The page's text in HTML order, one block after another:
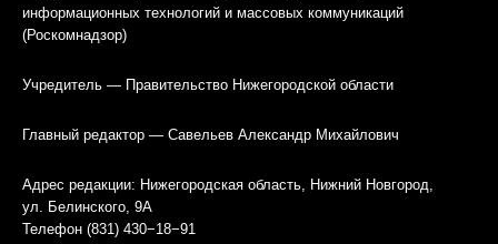
информационных технологий и массовых коммуникаций
(Роскомнадзор)
Учредитель — Правительство Нижегородской области
Главный редактор — Савельев Александр Михайлович
Адрес редакции: Нижегородская область, Нижний Новгород,
ул. Белинского, 9А
Телефон (831) 430−18−91